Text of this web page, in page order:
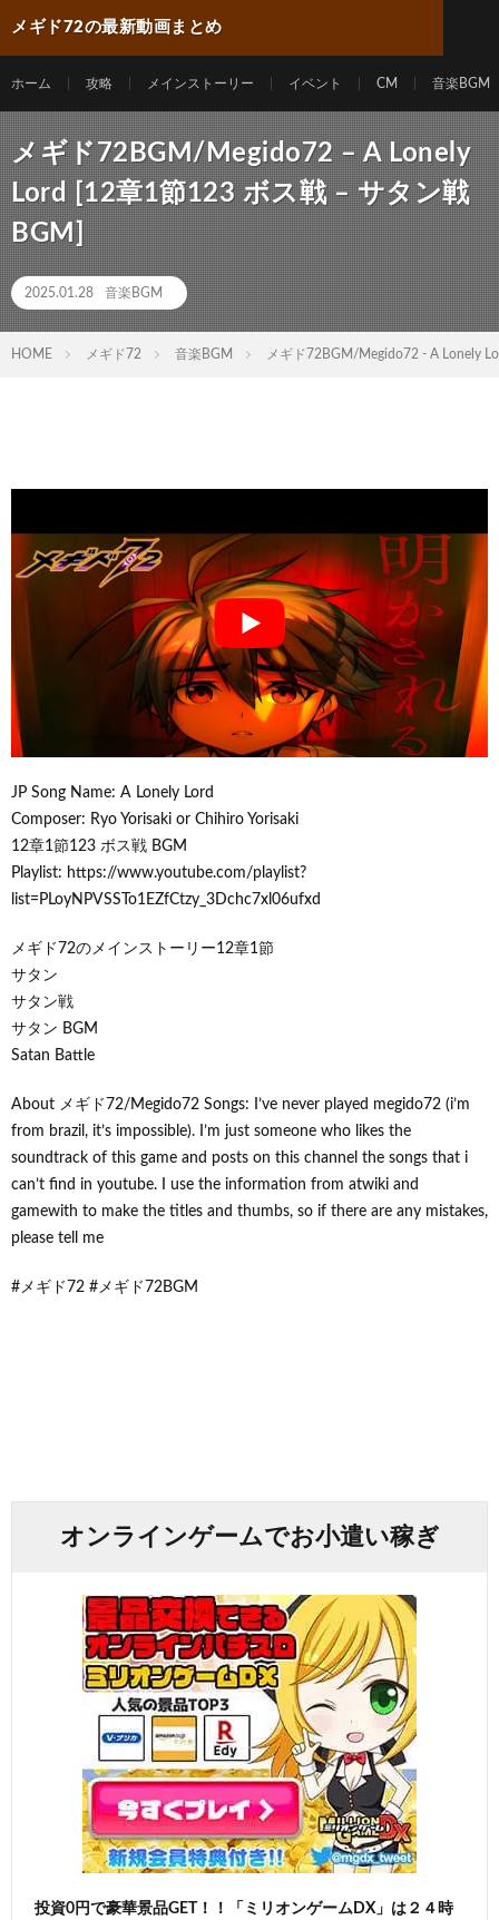
メギド72の最新動画まとめ
ホーム 攻略 メインストーリー イベント CM 音楽BGM
メギド72BGM/Megido72 – A Lonely
Lord [12章1節123 ボス戦 – サタン戦
BGM]
2025.01.28 音楽BGM
HOME メギド72 音楽BGM メギド72BGM/Megido72 - A Lonely
JP Song Name: A Lonely Lord
Composer: Ryo Yorisaki or Chihiro Yorisaki
12章1節123 ボス戦 BGM
Playlist: https://www.youtube.com/playlist?
list=PLoyNPVSSTo1EZfCtzy_3Dchc7xl06ufxd
メギド72のメインストーリー12章1節
サタン
サタン戦
サタン BGM
Satan Battle
About メギド72/Megido72 Songs: I’ve never played megido72 (i’m
from brazil, it’s impossible). I’m just someone who likes the
soundtrack of this game and posts on this channel the songs that i
can’t find in youtube. I use the information from atwiki and
gamewith to make the titles and thumbs, so if there are any mistakes,
please tell me
#メギド72 #メギド72BGM
オンラインゲームでお小遣い稼ぎ
投資0円で豪華景品GET！！「ミリオンゲームDX」は２４時